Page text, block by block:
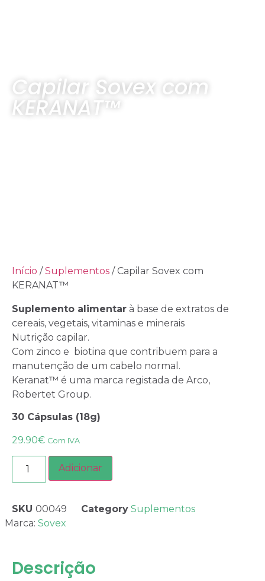
Capilar Sovex com
KERANAT™
Início /Suplementos / Capilar Sovex com
KERANAT™
Suplemento alimentar à base de extratos de
cereais, vegetais, vitaminas e minerais
Nutrição capilar.
Com zinco e biotina que contribuem para a
manutenção de um cabelo normal.
Keranat™ é uma marca registada de Arco,
Robertet Group.
30 Cápsulas (18g)
29.90€ Com IVA
Adicionar
SKU 00049 Category Suplementos
Marca: Sovex
Descrição